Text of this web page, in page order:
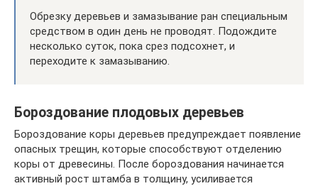
Обрезку деревьев и замазывание ран специальным
средством в один день не проводят. Подождите
несколько суток, пока срез подсохнет, и
переходите к замазыванию.
Бороздование плодовых деревьев
Бороздование коры деревьев предупреждает появление
опасных трещин, которые способствуют отделению
коры от древесины. После бороздования начинается
активный рост штамба в толщину, усиливается